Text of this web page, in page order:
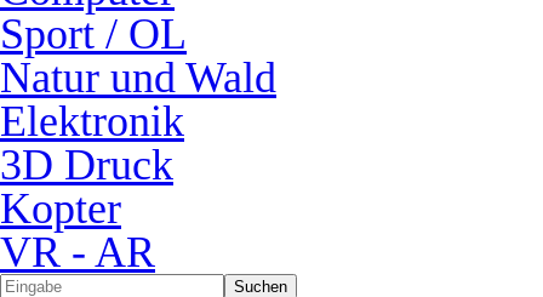
Sport / OL
Natur und Wald
Elektronik
3D Druck
Kopter
VR - AR
Suchen